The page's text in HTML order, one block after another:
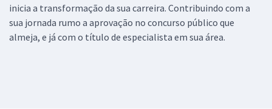
inicia a transformação da sua carreira. Contribuindo com a
sua jornada rumo a aprovação no concurso público que
almeja, e já com o título de especialista em sua área.